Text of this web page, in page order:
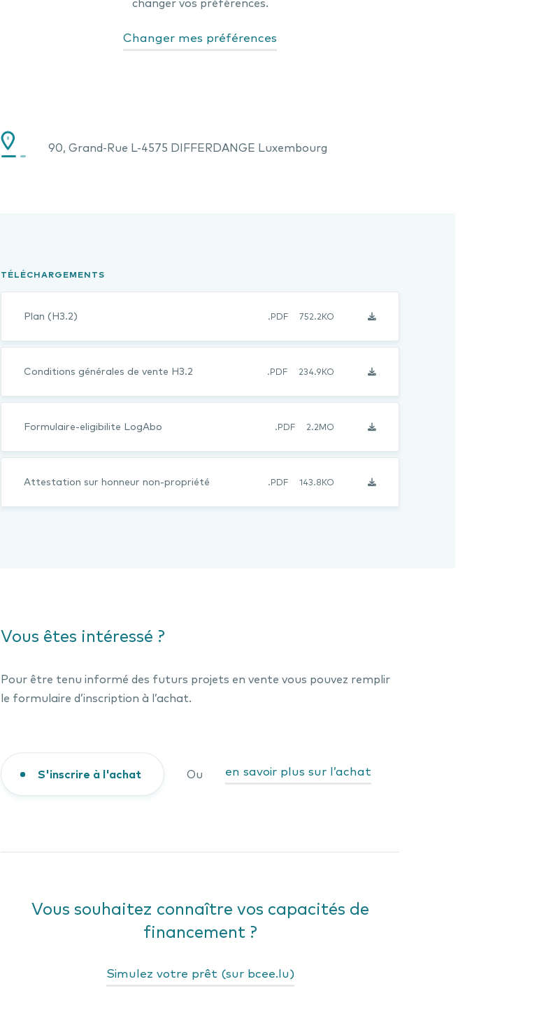
changer vos préférences.
Changer mes préférences
90, Grand-Rue L-4575 DIFFERDANGE Luxembourg
TÉLÉCHARGEMENTS
Plan (H3.2) .PDF 752.2KO
Conditions générales de vente H3.2 .PDF 234.9KO
Formulaire-eligibilite LogAbo .PDF 2.2MO
Attestation sur honneur non-propriété .PDF 143.8KO
Vous êtes intéressé ?
Pour être tenu informé des futurs projets en vente vous pouvez remplir
le formulaire d’inscription à l’achat.
S'inscrire à l'achat Ou en savoir plus sur l’achat
Vous souhaitez connaître vos capacités de
financement ?
Simulez votre prêt (sur bcee.lu)